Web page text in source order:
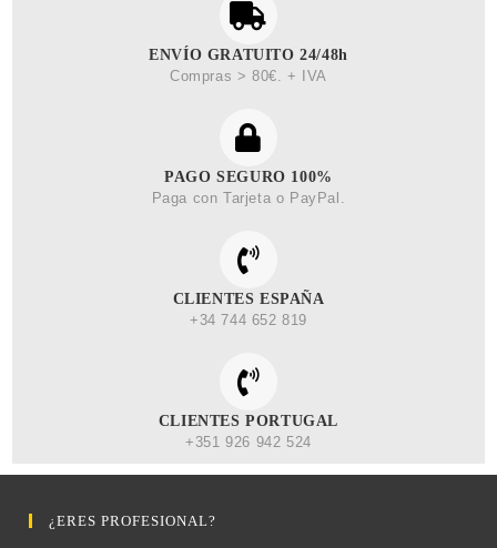
ENVÍO GRATUITO 24/48h
Compras > 80€. + IVA
PAGO SEGURO 100%
Paga con Tarjeta o PayPal.
CLIENTES ESPAÑA
+34 744 652 819
CLIENTES PORTUGAL
+351 926 942 524
¿ERES PROFESIONAL?